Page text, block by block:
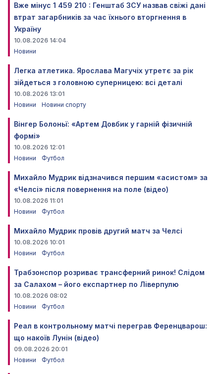
Вже мінус 1 459 210 : Генштаб ЗСУ назвав свіжі дані
втрат загарбників за час їхнього вторгнення в
Україну
10.08.2026 14:04
Новини
Легка атлетика. Ярослава Магучіх утретє за рік
зійдеться з головною суперницею: всі деталі
10.08.2026 13:01
Новини
Новини спорту
Вінгер Болоньї: «Артем Довбик у гарній фізичній
формі»
10.08.2026 12:01
Новини
Футбол
Михайло Мудрик відзначився першим «асистом» за
«Челсі» після повернення на поле (відео)
10.08.2026 11:01
Новини
Футбол
Михайло Мудрик провів другий матч за Челсі
10.08.2026 10:01
Новини
Футбол
Трабзонспор розриває трансферний ринок! Слідом
за Салахом – його експартнер по Ліверпулю
10.08.2026 08:02
Новини
Футбол
Реал в контрольному матчі переграв Ференцварош:
що накоїв Лунін (відео)
09.08.2026 20:01
Новини
Футбол